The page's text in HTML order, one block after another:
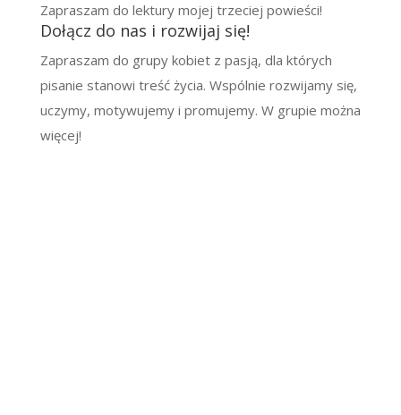
Zapraszam do lektury mojej trzeciej powieści!
Dołącz do nas i rozwijaj się!
Zapraszam do grupy kobiet z pasją, dla których
pisanie stanowi treść życia. Wspólnie rozwijamy się,
uczymy, motywujemy i promujemy. W grupie można
więcej!